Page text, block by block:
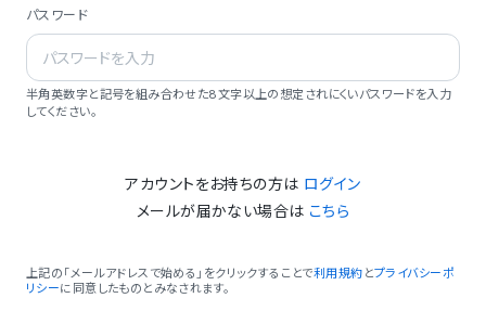
パスワード
半角英数字と記号を組み合わせた8文字以上の想定されにくいパスワードを入力
してください。
アカウントをお持ちの方は ログイン
メールが届かない場合は こちら
上記の「メールアドレスで始める」をクリックすることで利用規約 とプライバシーポ
リシーに同意したものとみなされます。